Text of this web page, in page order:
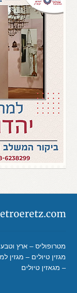
מטרופוליס – ארץ
מגזין טיולים – מגזין
– מגאזין טיולים